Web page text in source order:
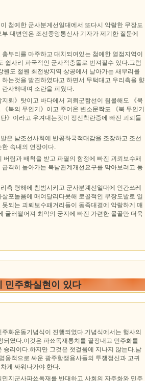
첨예한 군사분계선일대에서 또다시 악랄한 무장도
대변인은 조선중앙통신사 기자가 제기한 질문에
부리를 마주하고 대치되여있는 첨예한 열점지역이
쉽사리 파국적인 군사적충돌로 번져질수 있다.그럼
도 철원 최전방지역 상공에서 날아가는 새무리를
는것을 발견하였다고 하면서 무턱대고 우리측을 향
사해대며 소란을 피웠다.
뢰》탓이고 바다에서 괴뢰군함선이 침몰해도 《북
북의 무인기》이고 주어온 변소문짝도 《북 무인기
》이라고 우겨대는것이 정신착란증에 빠진 괴뢰들
은 남조선사회에 반공화국적대감을 조장하고 조선
속내의 연장이다.
림과 배척을 받고 파멸의 함정에 빠진 괴뢰보수패
격히 높아가는 북남관계개선요구를 막아보려고 동
측 령해에 침범시키고 군사분계선일대에 인간쓰레
포놀음에 매여달리다못해 로골적인 무장도발로 일
되는 괴뢰보수패거리들이 동족대결에 악랄하게 매
굴러떨어져 최악의 궁지에 빠진 가련한 몰골만 더욱
민주화실현이 있다
화운동기념식이 진행되였다.기념식에서는 행사의
였다.이것은 파쑈독재통치를 끝장내고 민주화를
리이다.하지만 그것은 첫걸음에 지나지 않는다.남
웅적으로 싸운 광주항쟁용사들의 투쟁정신과 고귀
게 싸워나가야 한다.
지군사파쑈독재를 반대하고 사회의 자주화와 민주